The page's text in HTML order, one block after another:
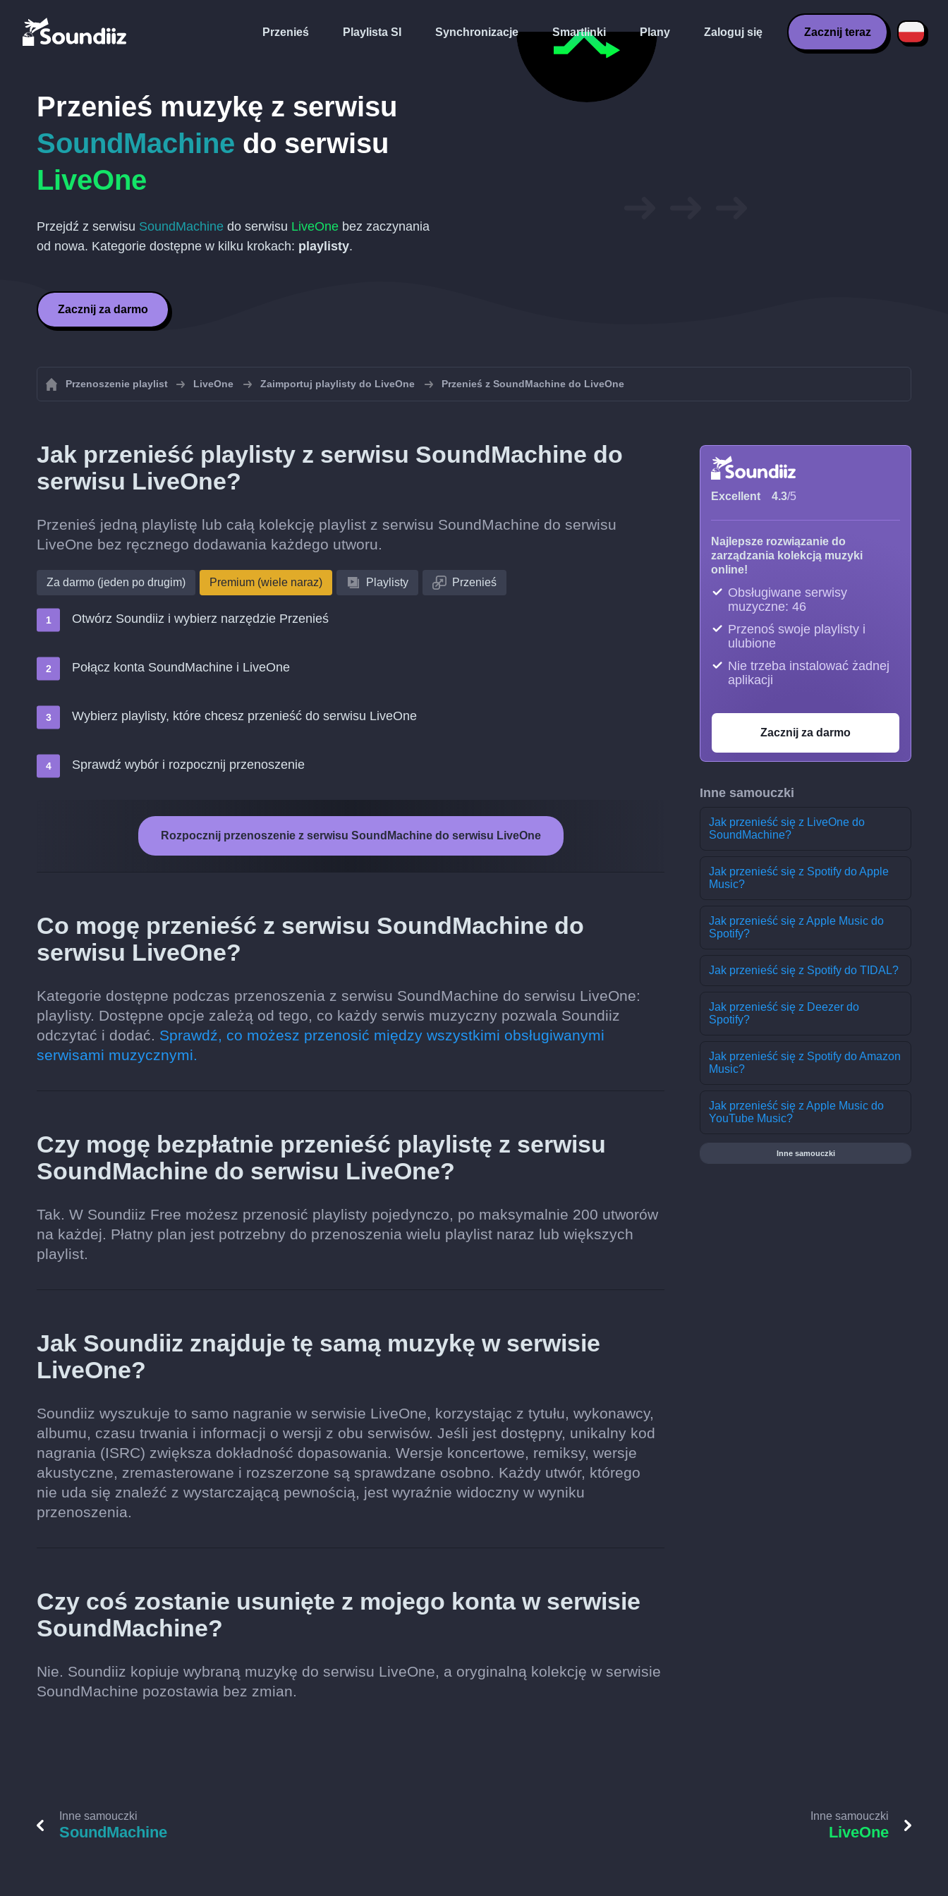
Przenieś Playlista SI Synchronizacje Smartlinki Plany Zaloguj się Zacznij teraz
Przenieś muzykę z serwisu
SoundMachine do serwisu
LiveOne
Przejdź z serwisu SoundMachine do serwisu LiveOne bez zaczynania
od nowa. Kategorie dostępne w kilku krokach: playlisty.
Zacznij za darmo
Przenoszenie playlist LiveOne Zaimportuj playlisty do LiveOne Przenieś z SoundMachine do LiveOne
Jak przenieść playlisty z serwisu SoundMachine do
serwisu LiveOne?
Przenieś jedną playlistę lub całą kolekcję playlist z serwisu SoundMachine do serwisu
LiveOne bez ręcznego dodawania każdego utworu.
Za darmo (jeden po drugim) Premium (wiele naraz) Playlisty Przenieś
Otwórz Soundiiz i wybierz narzędzie Przenieś
Połącz konta SoundMachine i LiveOne
Wybierz playlisty, które chcesz przenieść do serwisu LiveOne
Sprawdź wybór i rozpocznij przenoszenie
Rozpocznij przenoszenie z serwisu SoundMachine do serwisu LiveOne
Co mogę przenieść z serwisu SoundMachine do
serwisu LiveOne?
Kategorie dostępne podczas przenoszenia z serwisu SoundMachine do serwisu LiveOne:
playlisty. Dostępne opcje zależą od tego, co każdy serwis muzyczny pozwala Soundiiz
odczytać i dodać. Sprawdź, co możesz przenosić między wszystkimi obsługiwanymi
serwisami muzycznymi.
Czy mogę bezpłatnie przenieść playlistę z serwisu
SoundMachine do serwisu LiveOne?
Tak. W Soundiiz Free możesz przenosić playlisty pojedynczo, po maksymalnie 200 utworów
na każdej. Płatny plan jest potrzebny do przenoszenia wielu playlist naraz lub większych
playlist.
Jak Soundiiz znajduje tę samą muzykę w serwisie
LiveOne?
Soundiiz wyszukuje to samo nagranie w serwisie LiveOne, korzystając z tytułu, wykonawcy,
albumu, czasu trwania i informacji o wersji z obu serwisów. Jeśli jest dostępny, unikalny kod
nagrania (ISRC) zwiększa dokładność dopasowania. Wersje koncertowe, remiksy, wersje
akustyczne, zremasterowane i rozszerzone są sprawdzane osobno. Każdy utwór, którego
nie uda się znaleźć z wystarczającą pewnością, jest wyraźnie widoczny w wyniku
przenoszenia.
Czy coś zostanie usunięte z mojego konta w serwisie
SoundMachine?
Nie. Soundiiz kopiuje wybraną muzykę do serwisu LiveOne, a oryginalną kolekcję w serwisie
SoundMachine pozostawia bez zmian.
Excellent 4.3/5
Najlepsze rozwiązanie do
zarządzania kolekcją muzyki
online!
Obsługiwane serwisy
muzyczne: 46
Przenoś swoje playlisty i
ulubione
Nie trzeba instalować żadnej
aplikacji
Zacznij za darmo
Inne samouczki
Jak przenieść się z LiveOne do
SoundMachine?
Jak przenieść się z Spotify do Apple
Music?
Jak przenieść się z Apple Music do
Spotify?
Jak przenieść się z Spotify do TIDAL?
Jak przenieść się z Deezer do
Spotify?
Jak przenieść się z Spotify do Amazon
Music?
Jak przenieść się z Apple Music do
YouTube Music?
Inne samouczki
Inne samouczki
SoundMachine
Inne samouczki
LiveOne